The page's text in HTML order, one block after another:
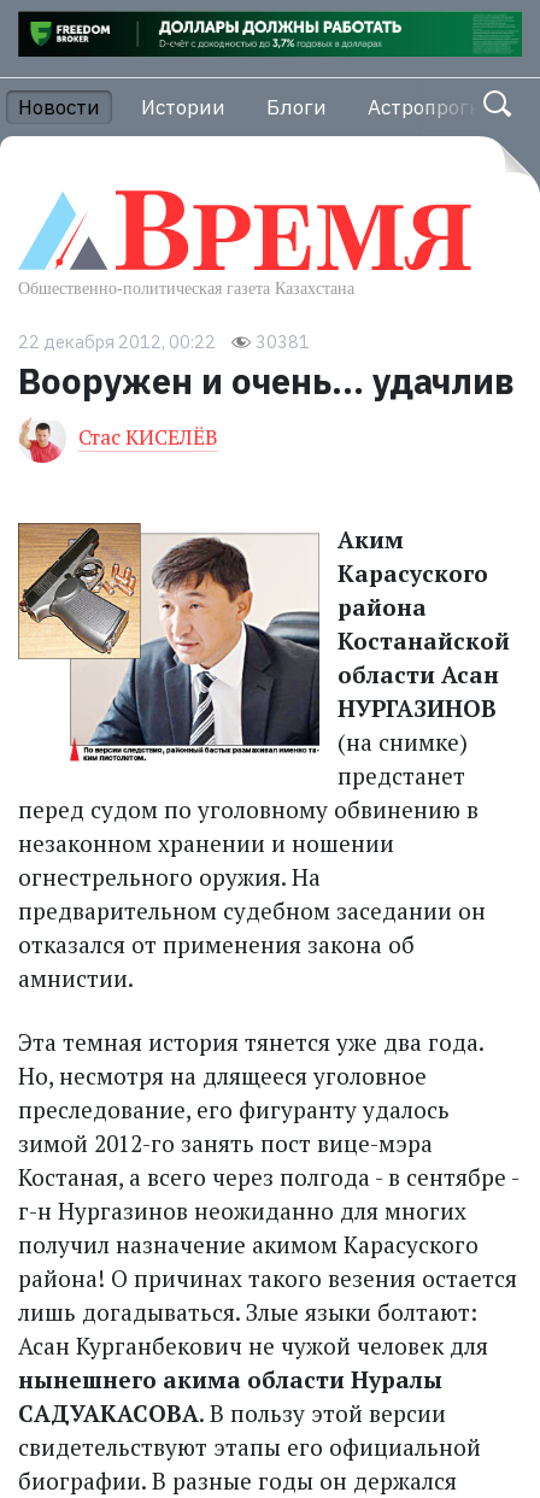
Новости Истории Блоги Астропрогноз
22 декабря 2012, 00:22 30381
Вооружен и очень... удачлив
Стас КИСЕЛЁВ
Аким
Карасуского
района
Костанайской
облас­ти Асан
НУРГАЗИНОВ
(на снимке)
предстанет
перед судом по уголовному обвинению в
незаконном хранении и ношении
огнестрельного оружия. На
предварительном судебном заседании он
отказался от применения закона об
амнистии.
Эта темная история тянется уже два года.
Но, несмотря на длящееся уголовное
преследование, его фигуранту удалось
зимой 2012-го занять пост вице-мэра
Костаная, а всего через полгода - в сентяб­ре -
г-н Нургазинов неожиданно для многих
получил назначение акимом Карасуского
района! О причинах такого везения остается
лишь догадываться. Злые языки болтают:
Асан Курганбекович не чужой человек для
нынешнего акима области Нуралы
САДУАКАСОВА. В пользу этой версии
свидетельствуют этапы его официальной
биографии. В разные годы он держался